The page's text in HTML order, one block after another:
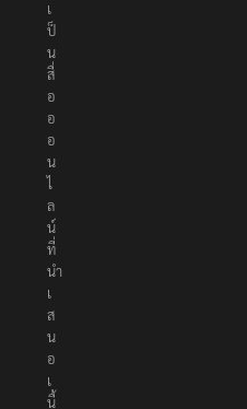
r
s
เ
ป็
น
สื่
อ
อ
อ
น
ไ
ล
น์
ที่
นำ
เ
ส
น
อ